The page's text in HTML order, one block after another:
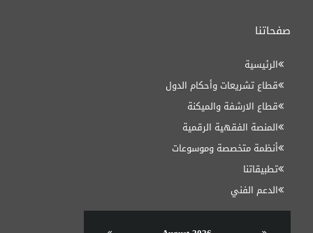
صفحاتنا
الرئيسية
قطاع تشريعات وأحكام الدول
قطاع الارشفة والميكنة
المنصة الفقهية الرقمية
أنظمة متخصصة وموسوعات
تطبيقاتنا
الدعم الفني